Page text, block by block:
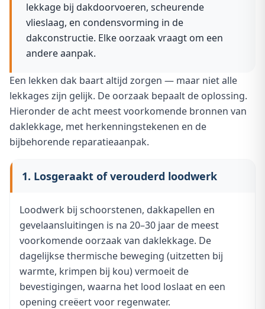
lekkage bij dakdoorvoeren, scheurende
vlieslaag, en condensvorming in de
dakconstructie. Elke oorzaak vraagt om een
andere aanpak.
Een lekken dak baart altijd zorgen — maar niet alle
lekkages zijn gelijk. De oorzaak bepaalt de oplossing.
Hieronder de acht meest voorkomende bronnen van
daklekkage, met herkenningstekenen en de
bijbehorende reparatieaanpak.
1. Losgeraakt of verouderd loodwerk
Loodwerk bij schoorstenen, dakkapellen en
gevelaansluitingen is na 20–30 jaar de meest
voorkomende oorzaak van daklekkage. De
dagelijkse thermische beweging (uitzetten bij
warmte, krimpen bij kou) vermoeit de
bevestigingen, waarna het lood loslaat en een
opening creëert voor regenwater.